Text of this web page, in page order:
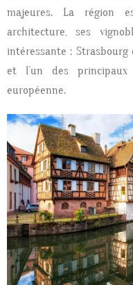
majeures.
La région
architecture, ses
intéressante :
et l’un des
européenne.